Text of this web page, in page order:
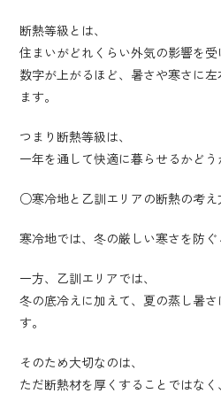
断熱等級とは、
住まいがどれくらい外気の影響を受
数字が上がるほど、暑さや寒さに
ます。
つまり断熱等級は、
一年を通して快適に暮らせるかどう
○寒冷地と乙訓エリアの断熱の考え
寒冷地では、冬の厳しい寒さを防ぐ
一方、乙訓エリアでは、
冬の底冷えに加えて、夏の蒸し暑
す。
そのため大切なのは、
ただ断熱材を厚くすることではなく、